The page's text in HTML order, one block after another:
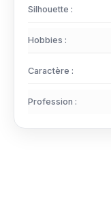
Silhouette :
Hobbies :
Caractère :
Profession :